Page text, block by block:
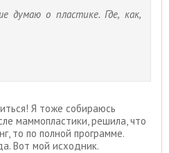
думаю о пластике. Где, как,
Я тоже собираюсь
маммопластики, решила, что
то по полной программе.
Вот мой исходник.